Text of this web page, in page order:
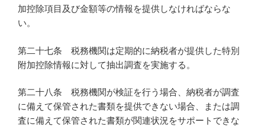
加控除項目及び金額等の情報を提供しなければならな
い。
第二十七条 税務機関は定期的に納税者が提供した特別
附加控除情報に対して抽出調査を実施する。
第二十八条 税務機関が検証を行う場合、納税者が調査
に備えて保管された書類を提供できない場合、または調
査に備えて保管された書類が関連状況をサポートできな